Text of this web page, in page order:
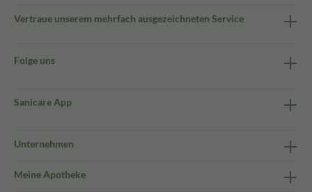
Vertraue unserem mehrfach ausgezeichneten Service
Folge uns
Sanicare App
Unternehmen
Meine Apotheke